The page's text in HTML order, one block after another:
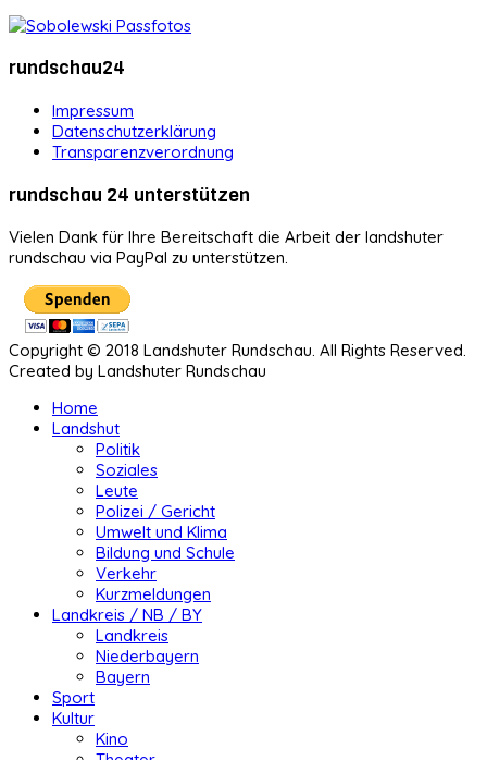
rundschau24
Impressum
Datenschutzerklärung
Transparenzverordnung
rundschau 24 unterstützen
Vielen Dank für Ihre Bereitschaft die Arbeit der landshuter
rundschau via PayPal zu unterstützen.
Copyright © 2018 Landshuter Rundschau. All Rights Reserved.
Created by Landshuter Rundschau
Home
Landshut
Politik
Soziales
Leute
Polizei / Gericht
Umwelt und Klima
Bildung und Schule
Verkehr
Kurzmeldungen
Landkreis / NB / BY
Landkreis
Niederbayern
Bayern
Sport
Kultur
Kino